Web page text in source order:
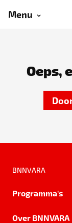
Menu
Oeps,
BNNVARA
Programma's
Over BNNVARA